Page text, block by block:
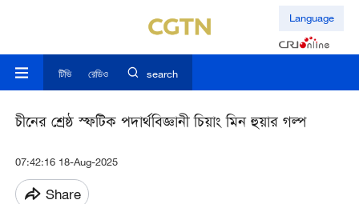
Language
টিভি রেডিও search
চীনের শ্রেষ্ঠ স্ফটিক পদার্থবিজ্ঞানী চিয়াং মিন হুয়ার গল্প
07:42:16 18-Aug-2025
Share